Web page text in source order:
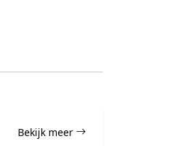
Bekijk meer